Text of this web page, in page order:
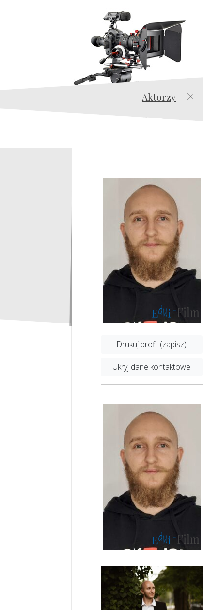
Aktorzy
Drukuj profil (zapisz)
Ukryj dane kontaktowe